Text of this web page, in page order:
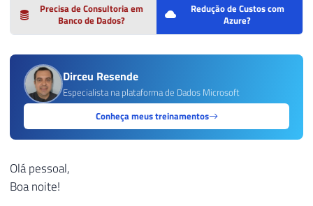
Precisa de Consultoria em
Banco de Dados?
Redução de Custos com
Azure?
Dirceu Resende
Especialista na plataforma de Dados Microsoft
Conheça meus treinamentos
Olá pessoal,
Boa noite!